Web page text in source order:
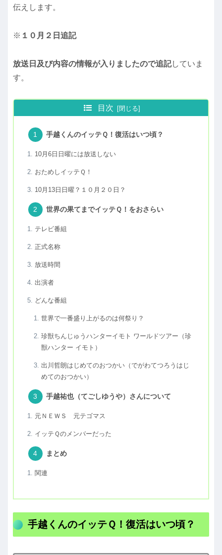
伝えします。
※ １０月２日追記
放送日及び内容の情報が入りましたので追記していま
す。
目次
手越くんのイッテＱ！復活はいつ頃？
10月6日日曜には放送しない
おためしイッテＱ！
10月13日日曜？１０月２０日？
世界の果てまでイッテＱ！をおさらい
テレビ番組
正式名称
放送時間
出演者
どんな番組
世界で一番盛り上がるのは何祭り？
珍獣ちんじゅうハンターイモト ワールドツアー（珍
獣ハンター イモト）
出川哲朗はじめてのおつかい（でがわてつろうはじ
めてのおつかい）
手越祐也（てごしゆうや）さんについて
元ＮＥＷＳ 元テゴマス
イッテＱのメンバーだった
まとめ
関連
手越くんのイッテＱ！復活はいつ頃？